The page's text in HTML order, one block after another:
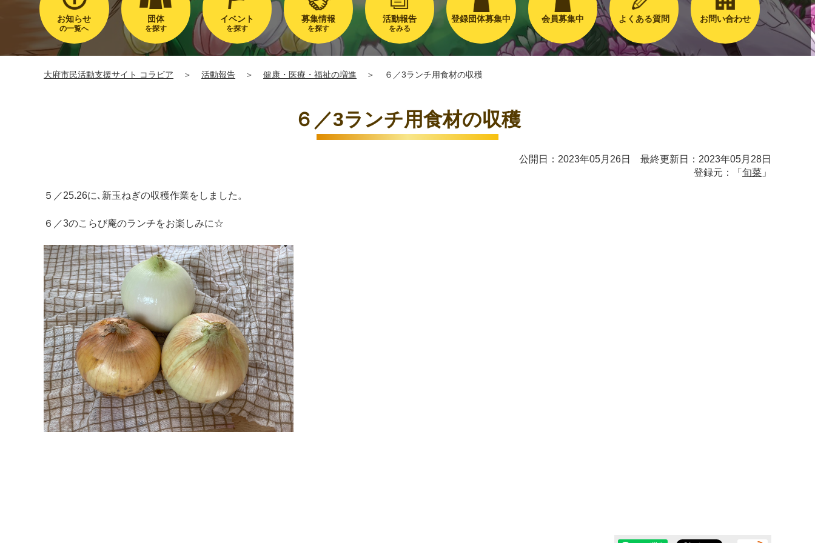
お知らせ
の一覧へ
団体
を探す
イベント
を探す
募集情報
を探す
活動報告
をみる
登録団体募集中 会員募集中 よくある質問 お問い合わせ
大府市民活動支援サイト コラビア ＞ 活動報告 ＞ 健康・医療・福祉の増進 ＞ ６／3ランチ用食材の収穫
６／3ランチ用食材の収穫
公開日：2023年05月26日 最終更新日：2023年05月28日
登録元：「 旬菜 」
５／25.26に､新玉ねぎの収穫作業をしました。
６／3のこらび庵のランチをお楽しみに☆